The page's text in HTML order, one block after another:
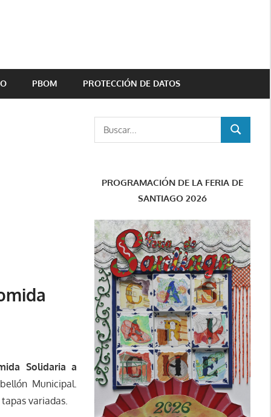
PBOM PROTECCIÓN DE DATOS
Solidaria a
Municipal.
variadas.
BUSCAR
PROGRAMACIÓN DE LA FERIA DE
SANTIAGO 2026